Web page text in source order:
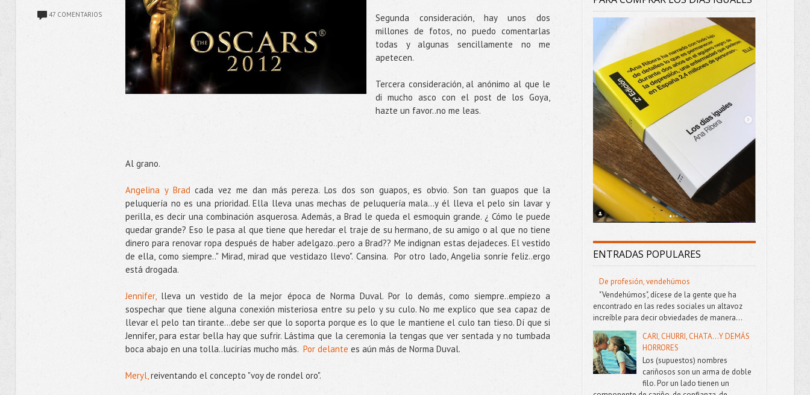
47 COMENTARIOS
Segunda consideración, hay unos dos
millones de fotos, no puedo comentarlas
todas y algunas sencillamente no me
apetecen.
Tercera consideración, al anónimo al que le
di mucho asco con el post de los Goya,
hazte un favor..no me leas.
Al grano.
Angelina y Brad cada vez me dan más pereza. Los dos son guapos, es obvio. Son tan guapos que la
peluquería no es una prioridad. Ella lleva unas mechas de peluquería mala...y él lleva el pelo sin lavar y
perilla, es decir una combinación asquerosa. Además, a Brad le queda el esmoquin grande. ¿ Cómo le puede
quedar grande? Eso le pasa al que tiene que heredar el traje de su hermano, de su amigo o al que no tiene
dinero para renovar ropa después de haber adelgazo..pero a Brad?? Me indignan estas dejadeces. El vestido
de ella, como siempre.." Mirad, mirad que vestidazo llevo". Cansina. Por otro lado, Angelia sonríe feliz..ergo
está drogada.
Jennifer,lleva un vestido de la mejor época de Norma Duval. Por lo demás, como siempre..empiezo a
sospechar que tiene alguna conexión misteriosa entre su pelo y su culo. No me explico que sea capaz de
llevar el pelo tan tirante...debe ser que lo soporta porque es lo que le mantiene el culo tan tieso. Dí que si
Jennifer, para estar bella hay que sufrir. Lástima que la ceremonia la tengas que ver sentada y no tumbada
boca abajo en una tolla..lucirías mucho más. Por delante es aún más de Norma Duval.
Meryl,reiventando el concepto "voy de rondel oro".
ENTRADAS POPULARES
De profesión, vendehúmos
"Vendehúmos", dícese de la gente que ha
encontrado en las redes sociales un altavoz
increíble para decir obviedades de manera...
CARI, CHURRI, CHATA...Y DEMÁS
HORRORES
Los (supuestos) nombres
cariñosos son un arma de doble
filo. Por un lado tienen un